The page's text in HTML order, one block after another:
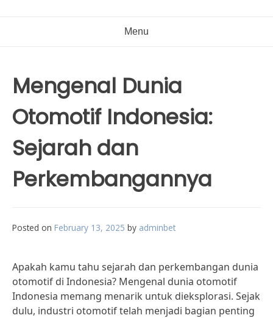
Menu
Mengenal Dunia
Otomotif Indonesia:
Sejarah dan
Perkembangannya
Posted on February 13, 2025 by adminbet
Apakah kamu tahu sejarah dan perkembangan dunia
otomotif di Indonesia? Mengenal dunia otomotif
Indonesia memang menarik untuk dieksplorasi. Sejak
dulu, industri otomotif telah menjadi bagian penting